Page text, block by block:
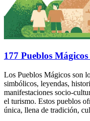
177 Pueblos
Los Pueblos Mágicos son
simbólicos, leyendas,
manifestaciones socio-
el turismo. Estos pueblos
única, llena de tradición,